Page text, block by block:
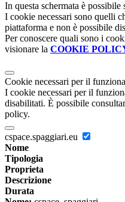
In questa schermata è
I cookie necessari sono quelli
piattaforma e non è possibile
Per conoscere quali sono i
visionare la COOKIE
Cookie necessari per il
I cookie necessari per il
disabilitati. È possibile
policy.
cspace.spaggiari.eu
Nome
Tipologia
Proprieta
Descrizione
Durata